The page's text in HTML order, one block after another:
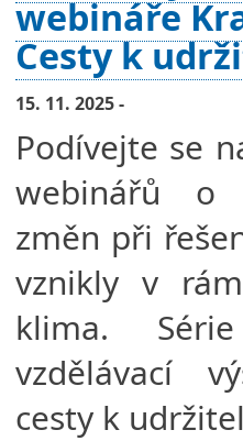
webináře
Cesty k
15. 11. 2025 -
Podívejte se
webinářů o
změn při
vznikly v
klima.
vzdělávací
cesty k